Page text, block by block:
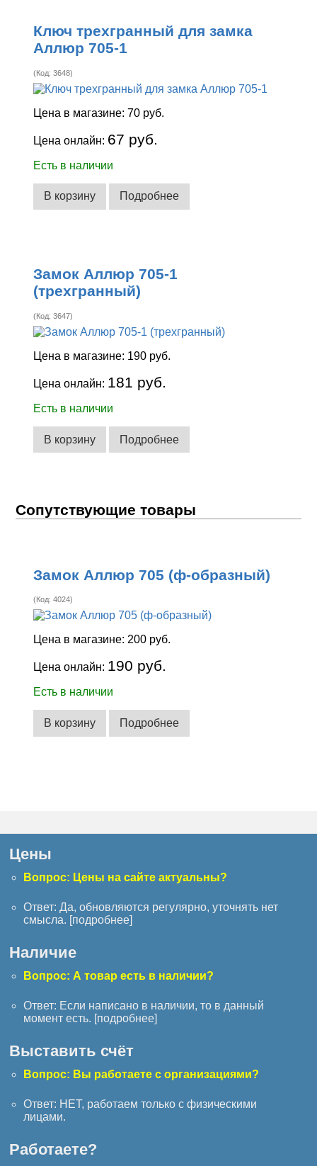
Ключ трехгранный для замка
Аллюр 705-1
(Код:3648)
Цена в магазине:70 руб.
Цена онлайн: 67 руб.
Есть в наличии
В корзину Подробнее
Замок Аллюр 705-1
(трехгранный)
(Код:3647)
Цена в магазине: 190 руб.
Цена онлайн: 181 руб.
Есть в наличии
В корзину Подробнее
Сопутствующие товары
Замок Аллюр 705 (ф-образный)
(Код:4024)
Цена в магазине: 200 руб.
Цена онлайн: 190 руб.
Есть в наличии
В корзину Подробнее
Цены
Вопрос: Цены на сайте актуальны?
Ответ: Да, обновляются регулярно, уточнять нет
смысла. [подробнее]
Наличие
Вопрос: А товар есть в наличии?
Ответ: Если написано в наличии, то в данный
момент есть. [подробнее]
Выставить счёт
Вопрос: Вы работаете с организациями?
Ответ: НЕТ, работаем только с физическими
лицами.
Работаете?